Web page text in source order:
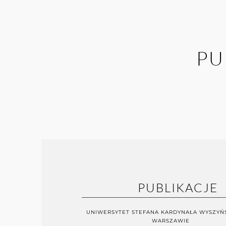
PUBLIKACJE
UNIWERSYTET STEFANA KARDYNAŁA
WARSZAWIE